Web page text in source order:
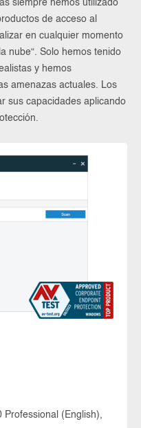
siempre hemos utilizado
de acceso al
en cualquier momento
nube“. Solo hemos tenido
y hemos
amenazas actuales. Los
sus capacidades aplicando
Professional (English),